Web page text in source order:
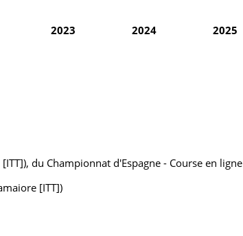
2023 2024 2025
du Championnat d'Espagne - Course en ligne
[ITT])